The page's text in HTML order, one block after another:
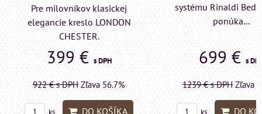
systému Rinaldi Bed System
ponúka...
699 €s DPH
1239 €s DPH Zľava 43.6%
ks DO KOŠÍKA
Pre milovníkov
elegancie kreslo a
LONDON
599 €s
1415 €s DPH Zľava
ks DO